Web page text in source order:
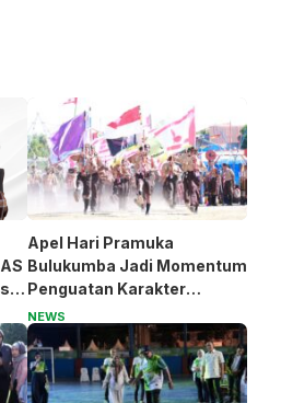
Apel Hari Pramuka
Bulukumba Jadi Momentum
Penguatan Karakter
Generasi Muda
NEWS